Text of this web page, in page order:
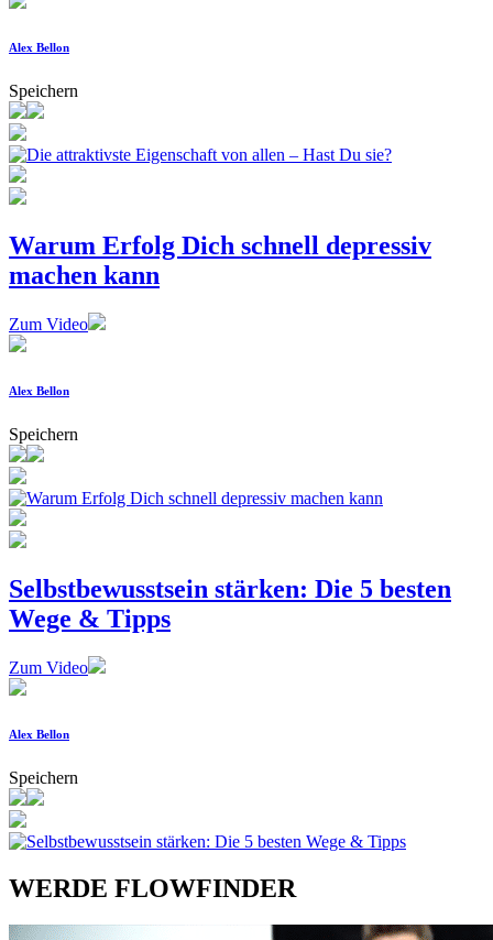
Alex Bellon
Speichern
Warum Erfolg Dich schnell depressiv
machen kann
Zum Video
Alex Bellon
Speichern
Selbstbewusstsein stärken: Die 5 besten
Wege & Tipps
Zum Video
Alex Bellon
Speichern
WERDE FLOWFINDER